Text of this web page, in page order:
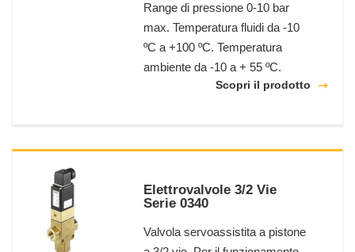
Range di pressione 0-10 bar
max. Temperatura fluidi da -10
ºC a +100 ºC. Temperatura
ambiente da -10 a + 55 ºC.
Scopri il prodotto
Elettrovalvole 3/2 Vie
Serie 0340
Valvola servoassistita a pistone